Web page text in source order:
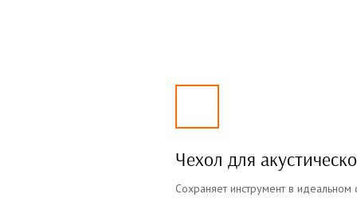
Чехол для
Сохраняет инструмент в идеальном